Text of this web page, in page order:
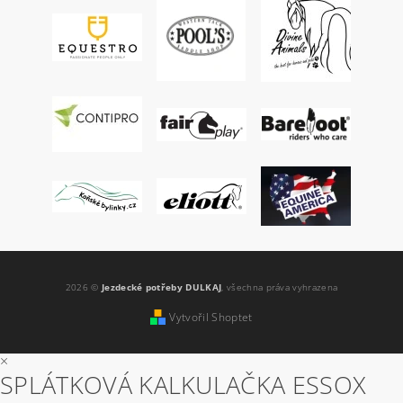
2026 © Jezdecké potřeby DULKAJ, všechna práva vyhrazena
Vytvořil Shoptet
×
SPLÁTKOVÁ KALKULAČKA ESSOX